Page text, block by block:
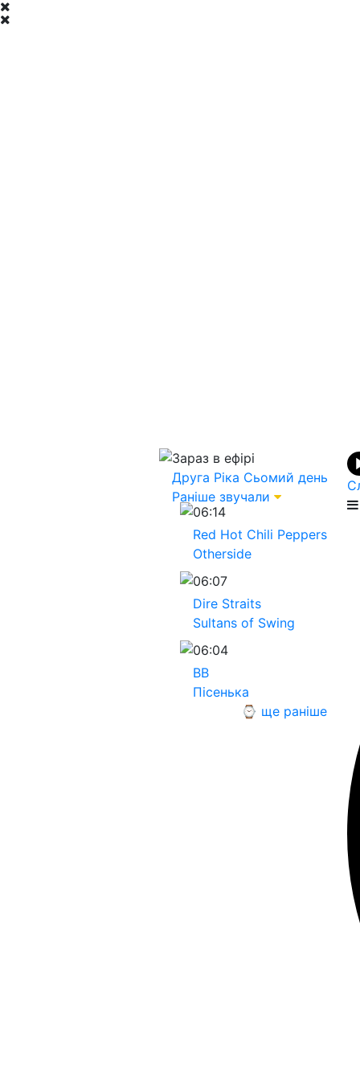
Зараз в ефірі
Друга Ріка Сьомий день
Раніше звучали
06:14
Red Hot Chili Peppers
Otherside
06:07
Dire Straits
Sultans of Swing
06:04
ВВ
Пісенька
⌚ ще раніше